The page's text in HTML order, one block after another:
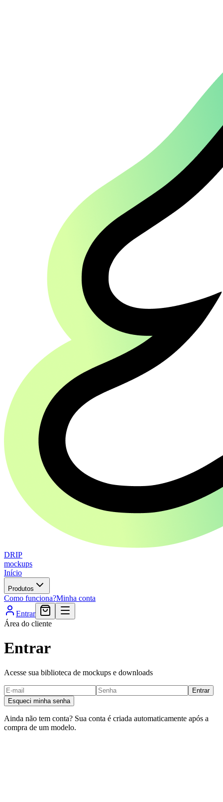
DRIP
mockups
Início
Produtos
Como funciona?Minha conta
Entrar
Área do cliente
Entrar
Acesse sua biblioteca de mockups e downloads
Entrar
Esqueci minha senha
Ainda não tem conta? Sua conta é criada automaticamente após a
compra de um modelo.